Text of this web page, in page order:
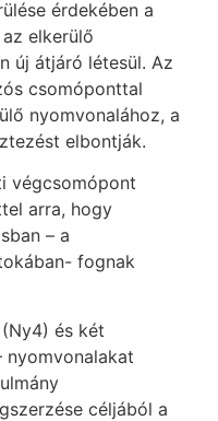
érdekében a
elkerülő
új átjáró létesül. Az
csomóponttal
nyomvonalához, a
elbontják.
végcsomópont
arra, hogy
– a
fognak
és két
nyomvonalakat
céljából a